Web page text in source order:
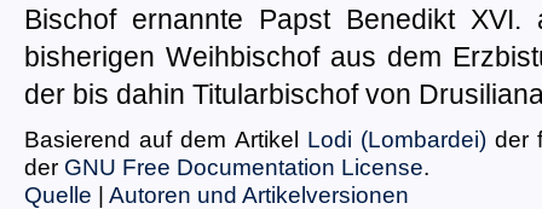
Bischof ernannte Papst Benedikt
bisherigen Weihbischof aus dem
der bis dahin Titularbischof von
Basierend auf dem Artikel Lodi (Lombardei) der
der GNU Free Documentation License.
Quelle | Autoren und Artikelversionen